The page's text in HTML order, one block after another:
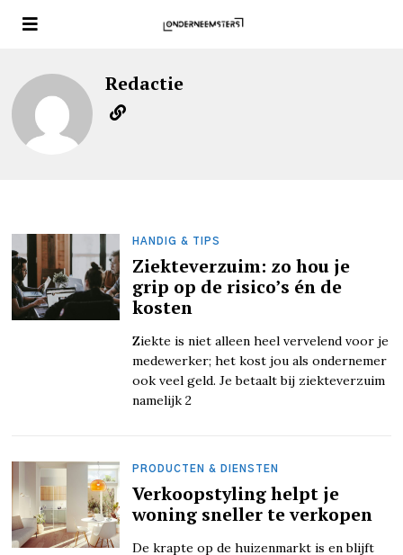
Redactie
HANDIG & TIPS
Ziekteverzuim: zo hou je
grip op de risico’s én de
kosten
Ziekte is niet alleen heel vervelend voor je
medewerker; het kost jou als ondernemer
ook veel geld. Je betaalt bij ziekteverzuim
namelijk 2
PRODUCTEN & DIENSTEN
Verkoopstyling helpt je
woning sneller te verkopen
De krapte op de huizenmarkt is en blijft